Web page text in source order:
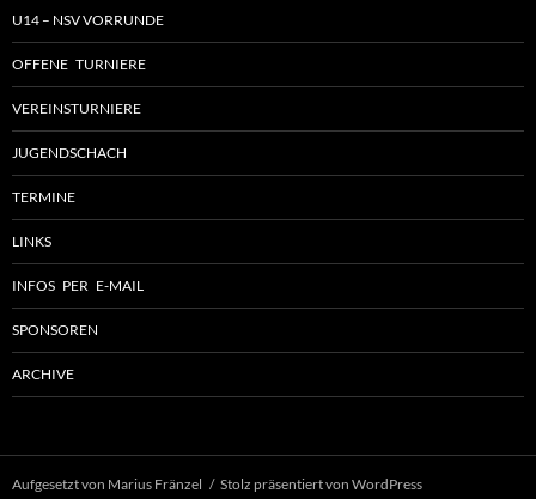
U14 – NSV VORRUNDE
OFFENE TURNIERE
VEREINSTURNIERE
JUGENDSCHACH
TERMINE
LINKS
INFOS PER E-MAIL
SPONSOREN
ARCHIVE
Aufgesetzt von Marius Fränzel Stolz präsentiert von WordPress